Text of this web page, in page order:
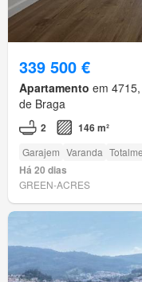
339 500 €
Apartamento em
de Braga
2 146 m²
Garajem Varanda
Há 20 dias
GREEN-ACRES